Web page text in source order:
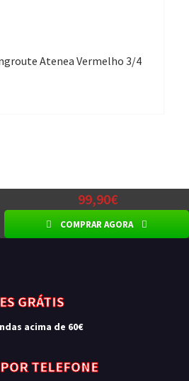
Atenea Vermelho 3/4
99,90€
COMPRAR AGORA
GRÁTIS
acima de 60€
TELEFONE